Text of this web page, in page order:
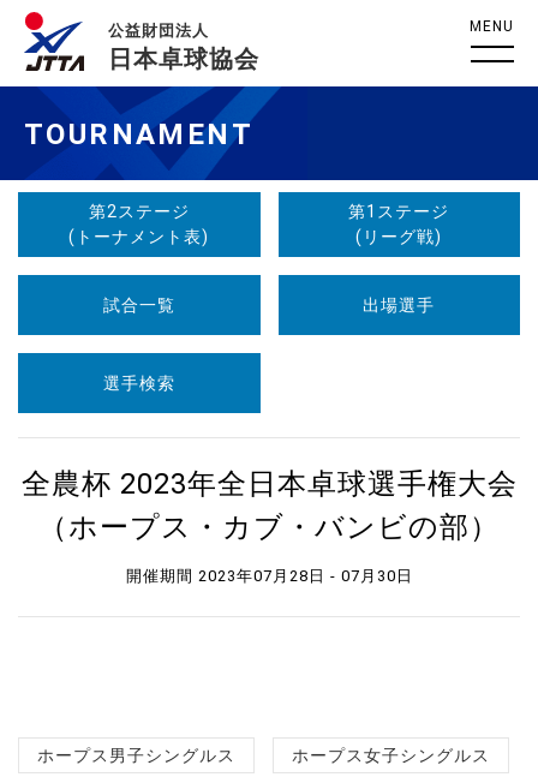
公益財団法人
日本卓球協会
MENU
TOURNAMENT
第2ステージ
(トーナメント表)
第1ステージ
(リーグ戦)
試合一覧 出場選手
選手検索
全農杯 2023年全日本卓球選手権大会
（ホープス・カブ・バンビの部）
開催期間 2023年07月28日 - 07月30日
ホープス男子シングルス ホープス女子シングルス